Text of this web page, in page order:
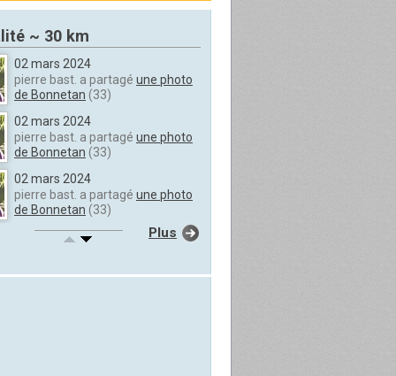
~ 30 km
02 mars 2024
pierre bast. a partagé une photo
de Bonnetan (33)
02 mars 2024
pierre bast. a partagé une photo
de Bonnetan (33)
02 mars 2024
pierre bast. a partagé une photo
de Bonnetan (33)
02 mars 2024
Plus